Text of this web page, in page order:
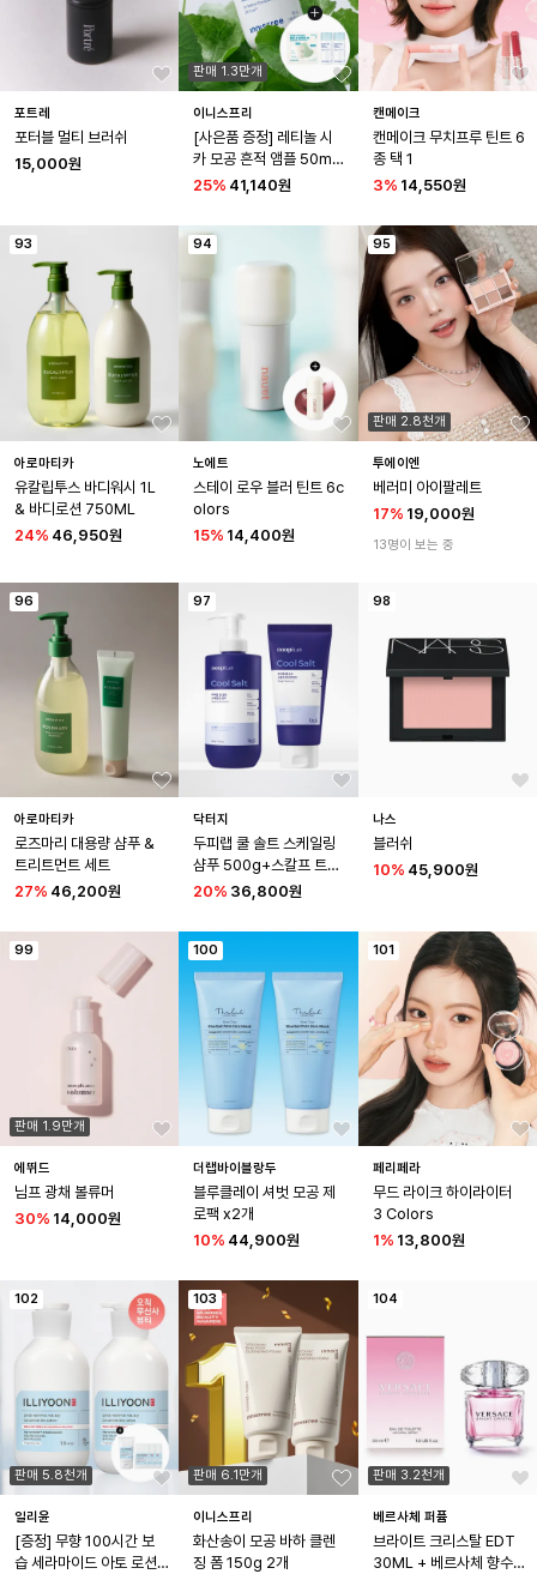
포트레
포터블 멀티 브러쉬
15,000원
판매 1.3만개
이니스프리
[사은품 증정] 레티놀 시
카 모공 흔적 앰플 50mL
+ 10mL 2개 + 시카 흔적
25% 41,140원
캔메이크
캔메이크 무치프루 틴트 6
종 택 1
3% 14,550원
93
아로마티카
유칼립투스 바디워시 1L
& 바디로션 750ML
24% 46,950원
94
노에트
스테이 로우 블러 틴트 6c
olors
15% 14,400원
95
판매 2.8천개
투에이엔
베러미 아이팔레트
17% 19,000원
13명이 보는 중
96
아로마티카
로즈마리 대용량 샴푸 &
트리트먼트 세트
27% 46,200원
97
닥터지
두피랩 쿨 솔트 스케일링
샴푸 500g+스칼프 트리
트먼트 300g
20% 36,800원
98
나스
블러쉬
10% 45,900원
99
판매 1.9만개
에뛰드
님프 광채 볼류머
30% 14,000원
100
더랩바이블랑두
블루클레이 셔벗 모공 제
로팩 x2개
10% 44,900원
101
페리페라
무드 라이크 하이라이터
3 Colors
1% 13,800원
102
판매 5.8천개
일리윤
[증정] 무향 100시간 보
습 세라마이드 아토 로션
103
판매 6.1만개
이니스프리
화산송이 모공 바하 클렌
징 폼 150g 2개
104
판매 3.2천개
베르사체 퍼퓸
브라이트 크리스탈 EDT
30ML + 베르사체 향수샘